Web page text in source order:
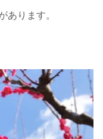
ります。